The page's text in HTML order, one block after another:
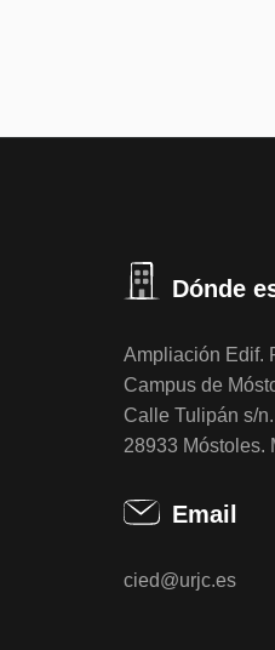
Dónde
Ampliación Edif.
Campus de
Calle Tulipán s/n.
28933 Móstoles.
Email
cied@urjc.es